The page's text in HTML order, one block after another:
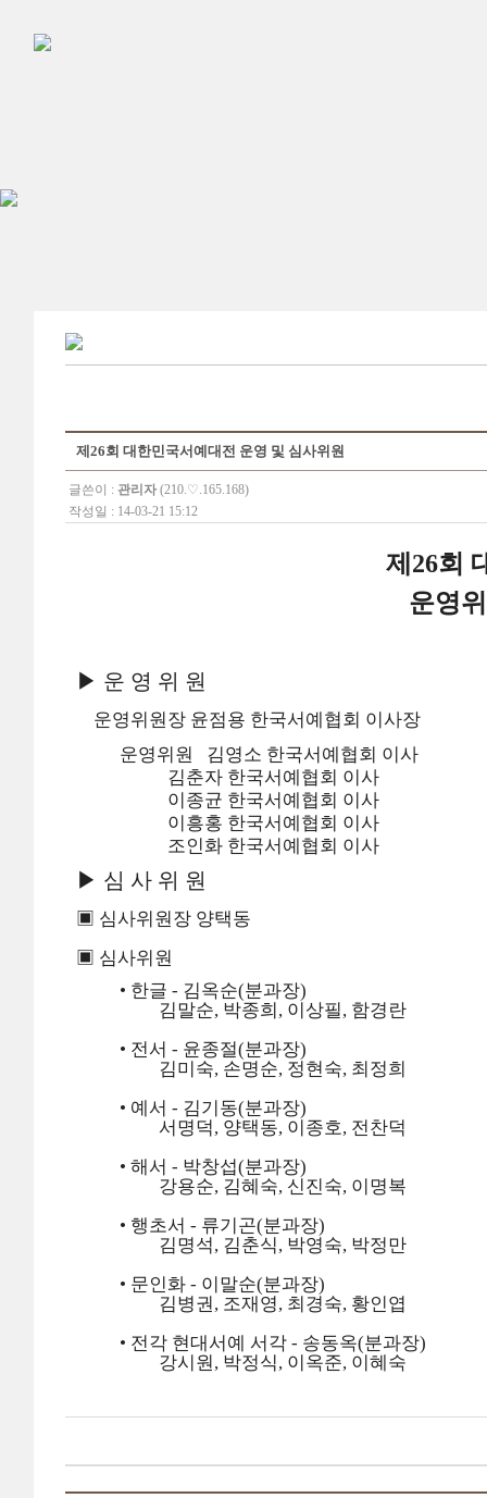
제26회 대한민국서예대전 운영 및 심사위원
글쓴이 : 관리자 (210.♡.165.168)
작성일 : 14-03-21 15:12
제26회
운영
▶ 운 영 위 원
운영위원장 윤점용 한국서예협회 이사장
운영위원 김영소 한국서예협회 이사
김춘자 한국서예협회 이사
이종균 한국서예협회 이사
이흥홍 한국서예협회 이사
조인화 한국서예협회 이사
▶ 심 사 위 원
▣ 심사위원장 양택동
▣ 심사위원
• 한글 - 김옥순(분과장)
김말순, 박종희, 이상필, 함경란
• 전서 - 윤종절(분과장)
김미숙, 손명순, 정현숙, 최정희
• 예서 - 김기동(분과장)
서명덕, 양택동, 이종호, 전찬덕
• 해서 - 박창섭(분과장)
강용순, 김혜숙, 신진숙, 이명복
• 행초서 - 류기곤(분과장)
김명석, 김춘식, 박영숙, 박정만
• 문인화 - 이말순(분과장)
김병권, 조재영, 최경숙, 황인엽
• 전각 현대서예 서각 - 송동옥(분과장)
강시원, 박정식, 이옥준, 이혜숙